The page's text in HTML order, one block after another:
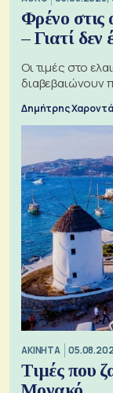
Φρένο στις
– Γιατί δεν
Οι τιμές στο
διαβεβαιώνουν
Δημήτρης
ΑΚΙΝΗΤΑ
Τιμές που